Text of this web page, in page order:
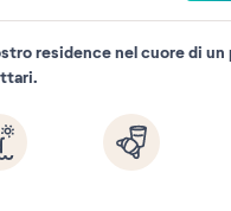
residence nel cuore di un